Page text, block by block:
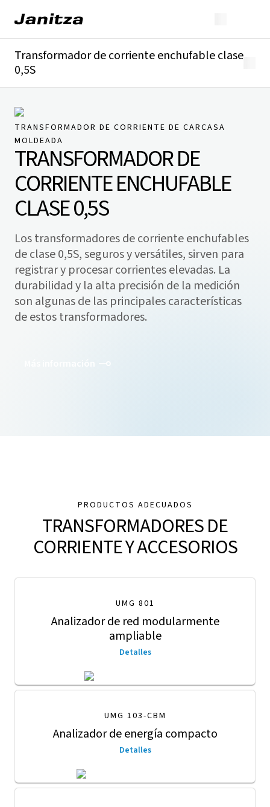
Transformador de corriente enchufable clase
0,5S
Detalles técnicos
Descargas
TRANSFORMADOR DE CORRIENTE DE CARCASA
MOLDEADA
TRANSFORMADOR DE
CORRIENTE ENCHUFABLE
CLASE 0,5S
Los transformadores de corriente enchufables
de clase 0,5S, seguros y versátiles, sirven para
registrar y procesar corrientes elevadas. La
durabilidad y la alta precisión de la medición
son algunas de las principales características
de estos transformadores.
PRODUCTOS ADECUADOS
TRANSFORMADORES DE
CORRIENTE Y ACCESORIOS
UMG 801
Analizador de red modularmente
ampliable
Detalles
UMG 103-CBM
Analizador de energía compacto
Detalles